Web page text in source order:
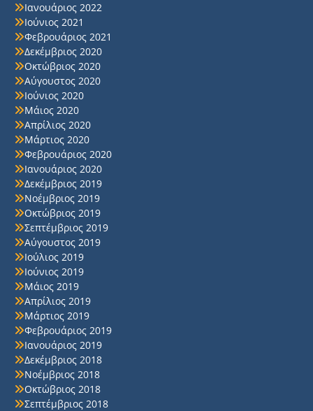
Ιανουάριος 2022
Ιούνιος 2021
Φεβρουάριος 2021
Δεκέμβριος 2020
Οκτώβριος 2020
Αύγουστος 2020
Ιούνιος 2020
Μάιος 2020
Απρίλιος 2020
Μάρτιος 2020
Φεβρουάριος 2020
Ιανουάριος 2020
Δεκέμβριος 2019
Νοέμβριος 2019
Οκτώβριος 2019
Σεπτέμβριος 2019
Αύγουστος 2019
Ιούλιος 2019
Ιούνιος 2019
Μάιος 2019
Απρίλιος 2019
Μάρτιος 2019
Φεβρουάριος 2019
Ιανουάριος 2019
Δεκέμβριος 2018
Νοέμβριος 2018
Οκτώβριος 2018
Σεπτέμβριος 2018